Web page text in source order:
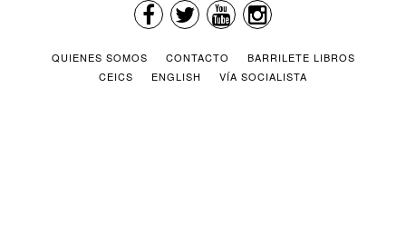
QUIENES SOMOS CONTACTO
BARRILETE LIBROS
CEICS
ENGLISH VÍA SOCIALISTA